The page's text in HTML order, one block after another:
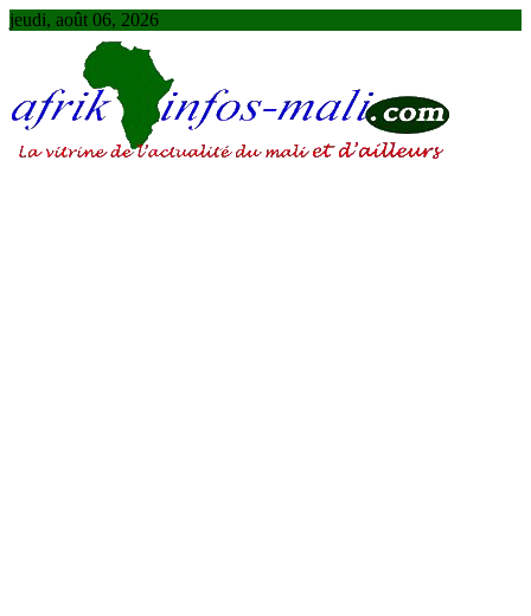
Skip
jeudi, août 06, 2026